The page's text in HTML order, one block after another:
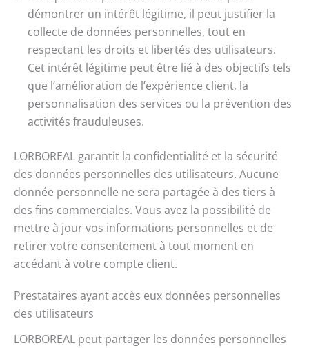
démontrer un intérêt légitime, il peut justifier la
collecte de données personnelles, tout en
respectant les droits et libertés des utilisateurs.
Cet intérêt légitime peut être lié à des objectifs tels
que l’amélioration de l’expérience client, la
personnalisation des services ou la prévention des
activités frauduleuses.
LORBOREAL garantit la confidentialité et la sécurité
des données personnelles des utilisateurs. Aucune
donnée personnelle ne sera partagée à des tiers à
des fins commerciales. Vous avez la possibilité de
mettre à jour vos informations personnelles et de
retirer votre consentement à tout moment en
accédant à votre compte client.
Prestataires ayant accès eux données personnelles
des utilisateurs
LORBOREAL peut partager les données personnelles